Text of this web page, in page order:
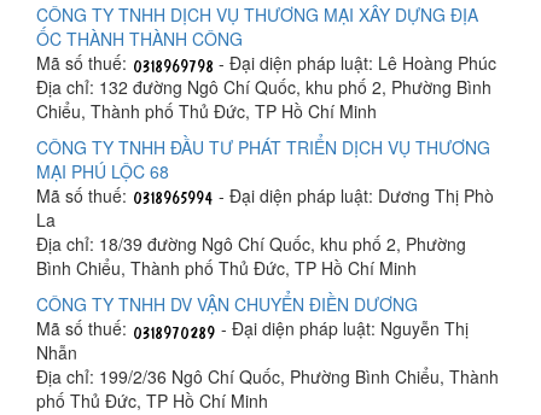
CÔNG TY TNHH DỊCH VỤ THƯƠNG MẠI XÂY DỰNG ĐỊA
ỐC THÀNH THÀNH CÔNG
Mã số thuế:
- Đại diện pháp luật: Lê Hoàng Phúc
Địa chỉ: 132 đường Ngô Chí Quốc, khu phố 2, Phường Bình
Chiểu, Thành phố Thủ Đức, TP Hồ Chí Minh
CÔNG TY TNHH ĐẦU TƯ PHÁT TRIỂN DỊCH VỤ THƯƠNG
MẠI PHÚ LỘC 68
Mã số thuế:
- Đại diện pháp luật: Dương Thị Phò
La
Địa chỉ: 18/39 đường Ngô Chí Quốc, khu phố 2, Phường
Bình Chiểu, Thành phố Thủ Đức, TP Hồ Chí Minh
CÔNG TY TNHH DV VẬN CHUYỂN ĐIỀN DƯƠNG
Mã số thuế:
- Đại diện pháp luật: Nguyễn Thị
Nhẫn
Địa chỉ: 199/2/36 Ngô Chí Quốc, Phường Bình Chiểu, Thành
phố Thủ Đức, TP Hồ Chí Minh